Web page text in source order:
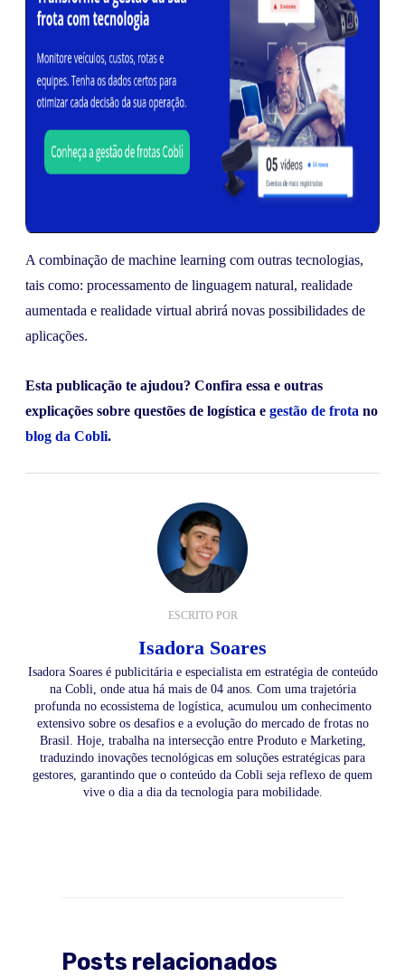
A combinação de machine learning com outras tecnologias,
tais como: processamento de linguagem natural, realidade
aumentada e realidade virtual abrirá novas possibilidades de
aplicações.
Esta publicação te ajudou? Confira essa e outras
explicações sobre questões de logística e gestão de frota no
blog da Cobli.
ESCRITO POR
Isadora Soares
Isadora Soares é publicitária e especialista em estratégia de conteúdo
na Cobli, onde atua há mais de 04 anos. Com uma trajetória
profunda no ecossistema de logística, acumulou um conhecimento
extensivo sobre os desafios e a evolução do mercado de frotas no
Brasil. Hoje, trabalha na intersecção entre Produto e Marketing,
traduzindo inovações tecnológicas em soluções estratégicas para
gestores, garantindo que o conteúdo da Cobli seja reflexo de quem
vive o dia a dia da tecnologia para mobilidade.
Posts relacionados